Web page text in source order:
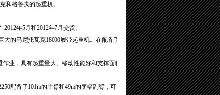
和格鲁夫的起重机。
年5月和2012年7月交货。
的马尼托瓦克18000履带起重机。在配备了
，具有起重量大、移动性能好和支撑面积
配备了101m的主臂和49m的变幅副臂，可